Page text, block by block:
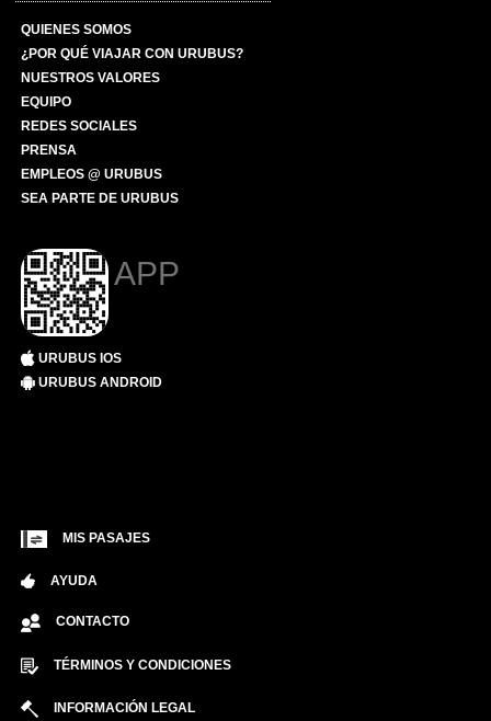
QUIENES SOMOS
¿POR QUÉ VIAJAR CON URUBUS?
NUESTROS VALORES
EQUIPO
REDES SOCIALES
PRENSA
EMPLEOS @ URUBUS
SEA PARTE DE URUBUS
APP
URUBUS IOS
URUBUS ANDROID
MIS PASAJES
AYUDA
CONTACTO
TÉRMINOS Y CONDICIONES
INFORMACIÓN LEGAL